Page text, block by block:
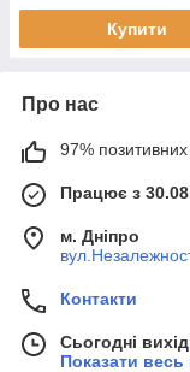
Купити
Про нас
97% позитивних
Працює з
м. Дніпро
Контакти
Сьогодні
Показати весь